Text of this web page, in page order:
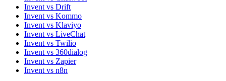
Invent vs Drift
Invent vs Kommo
Invent vs Klaviyo
Invent vs LiveChat
Invent vs Twilio
Invent vs 360dialog
Invent vs Zapier
Invent vs n8n